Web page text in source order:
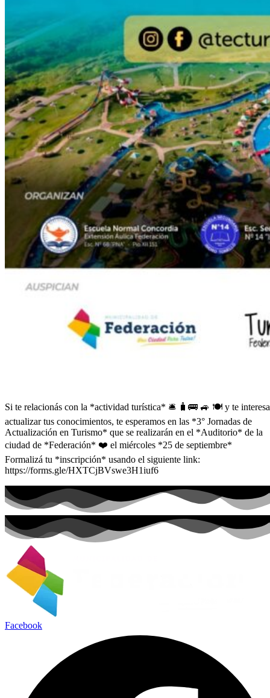
Si te relacionás con la *actividad turística* 🛎️ 🧳🚌 🚙 🍽️ y te interesa
actualizar tus conocimientos, te esperamos en las *3° Jornadas de
Actualización en Turismo* que se realizarán en el *Auditorio* de la
ciudad de *Federación* ❤️ el miércoles *25 de septiembre*
Formalizá tu *inscripción* usando el siguiente link:
https://forms.gle/HXTCjBVswe3H1iuf6
Facebook